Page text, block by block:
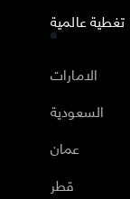
تغطية عالمية
الامارات
السعودية
عمان
قطر